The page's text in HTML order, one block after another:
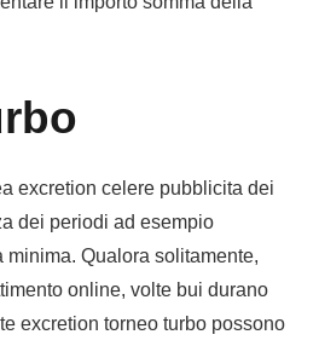
excretion celere pubblicita dei
dei periodi ad esempio
Qualora solitamente,
online, volte bui durano
excretion torneo turbo possono